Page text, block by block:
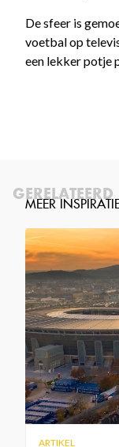
De sfeer is
voetbal op
een lekker potje
GERELATEERD
ARTIKEL